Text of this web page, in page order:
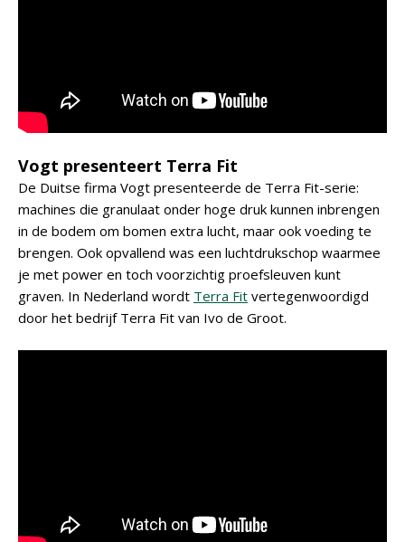
Vogt presenteert Terra Fit
De Duitse firma Vogt presenteerde de Terra Fit-serie:
machines die granulaat onder hoge druk kunnen inbrengen
in de bodem om bomen extra lucht, maar ook voeding te
brengen. Ook opvallend was een luchtdrukschop waarmee
je met power en toch voorzichtig proefsleuven kunt
graven. In Nederland wordt Terra Fit vertegenwoordigd
door het bedrijf Terra Fit van Ivo de Groot.